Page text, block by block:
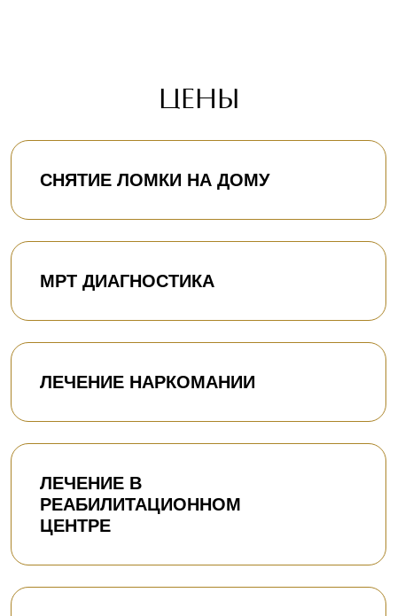
ЦЕНЫ
СНЯТИЕ ЛОМКИ НА ДОМУ
МРТ ДИАГНОСТИКА
ЛЕЧЕНИЕ НАРКОМАНИИ
ЛЕЧЕНИЕ В
РЕАБИЛИТАЦИОННОМ
ЦЕНТРЕ